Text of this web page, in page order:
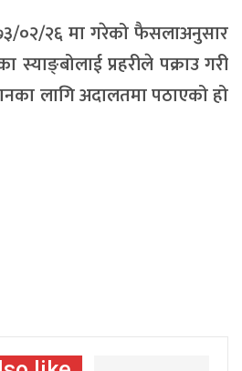
०२/२६ मा गरेको फैसलाअनुसार
प्रहरीले पक्राउ गरी
लागि अदालतमा पठाएको हो